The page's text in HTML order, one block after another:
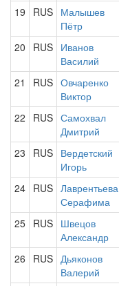
19 RUS Малышев
Пётр
20 RUS Иванов
Василий
21 RUS Овчаренко
Виктор
22 RUS Самохвал
Дмитрий
23 RUS Вердетский
Игорь
24 RUS Лаврентьева
Серафима
25 RUS Швецов
Александр
26 RUS Дьяконов
Валерий